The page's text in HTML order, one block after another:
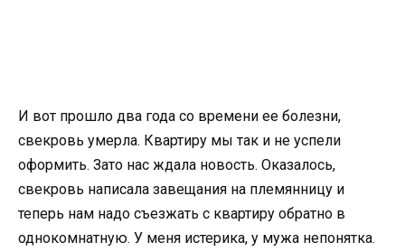
И вот прошло два года со времени ее болезни,
свекровь умерла. Квартиру мы так и не успели
оформить. Зато нас ждала новость. Оказалось,
свекровь написала завещания на племянницу и
теперь нам надо съезжать с квартиру обратно в
однокомнатную. У меня истерика, у мужа непонятка.